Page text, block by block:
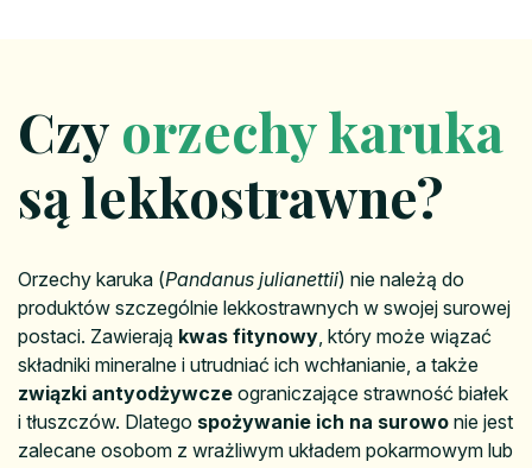
Czy orzechy karuka
są lekkostrawne?
Orzechy karuka (Pandanus julianettii) nie należą do
produktów szczególnie lekkostrawnych w swojej surowej
postaci. Zawierają kwas fitynowy , który może wiązać
składniki mineralne i utrudniać ich wchłanianie, a także
związki antyodżywcze ograniczające strawność białek
i tłuszczów. Dlatego spożywanie ich na surowo nie jest
zalecane osobom z wrażliwym układem pokarmowym lub